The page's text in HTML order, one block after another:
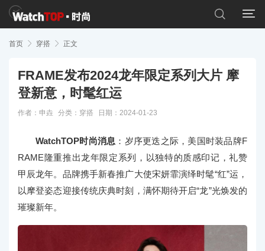


首页  穿搭  正文
FRAME发布2024龙年限定系列大片 摩
登新意，时髦红运
作者：申垚 分类： 穿搭 日期：2024-01-23
WatchTOP时尚消息 ：岁序更迭之际，美国时装品牌F
RAME隆重推出龙年限定系列，以独特的质感印记，礼赞
甲辰龙年。品牌携手新春推广大使宋妍霏演绎时髦“红”运，
以摩登姿态迎接传统庆典时刻，满怀期待开启“龙”光焕发的
璀璨新年。